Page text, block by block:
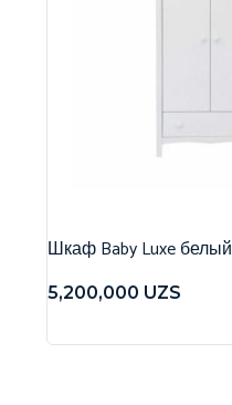
Шкаф Baby Luxe белый
5,200,000 UZS